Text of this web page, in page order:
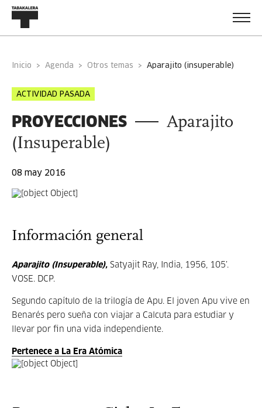
Inicio Agenda Otros temas aparajito (insuperable)
ACTIVIDAD PASADA
PROYECCIONES
Aparajito
(Insuperable)
08 may 2016
Información general
Aparajito (Insuperable), Satyajit Ray, India, 1956, 105’.
VOSE. DCP.
Segundo capítulo de la trilogía de Apu. El joven Apu vive en
Benarés pero sueña con viajar a Calcuta para estudiar y
llevar por fin una vida independiente.
Pertenece a La Era Atómica